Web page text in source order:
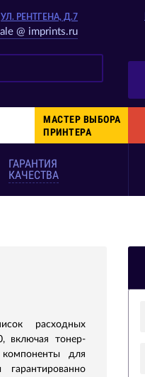
УЛ. РЕНТГЕНА, Д.7
@ imprints.ru
МАСТЕР ВЫБОРА
ПРИНТЕРА
ГАРАНТИЯ
КАЧЕСТВА
расходных
включая тонер-
для